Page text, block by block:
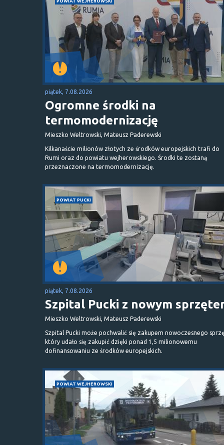
piątek, 7.08.2026
Ogromne środki na
termomodernizację
Mieszko Weltrowski, Mateusz Paderewski
Kilkanaście milionów złotych ze środków europejskich trafi do
Rumi oraz do powiatu wejherowskiego. Środki te zostaną
przeznaczone na termomodernizację.
POWIAT PUCKI
piątek, 7.08.2026
Szpital Pucki z nowym
Mieszko Weltrowski, Mateusz Paderewski
Szpital Pucki może pochwalić się zakupem nowoczesnego
który udało się zakupić dzięki ponad 1,5 milionowemu
dofinansowaniu ze środków europejskich.
POWIAT WEJHEROWSKI